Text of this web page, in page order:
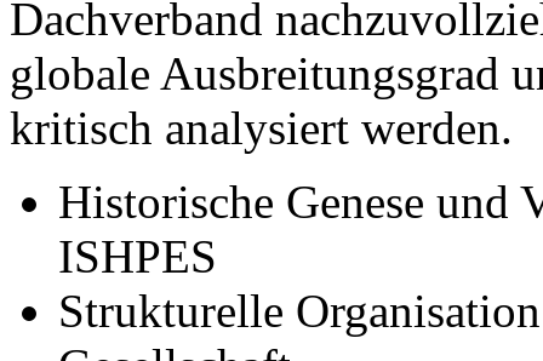
Dachverband
globale Ausbreitungsgrad
kritisch analysiert werden.
Historische Genese und
ISHPES
Strukturelle